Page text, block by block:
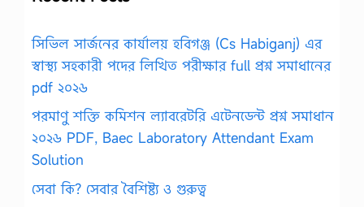
সিভিল সার্জনের কার্যালয় হবিগঞ্জ (Cs Habiganj) এর
স্বাস্থ্য সহকারী পদের লিখিত পরীক্ষার full প্রশ্ন সমাধানের
pdf ২০২৬
পরমাণু শক্তি কমিশন ল্যাবরেটরি এটেনডেন্ট প্রশ্ন সমাধান
২০২৬ PDF, Baec Laboratory Attendant Exam
Solution
সেবা কি? সেবার বৈশিষ্ট্য ও গুরুত্ব